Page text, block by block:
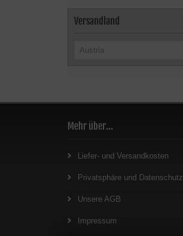
Versandland
Austria
Mehr über...
Liefer- und Versandkosten
Privatsphäre und Datenschutz
Unsere AGB
Impressum